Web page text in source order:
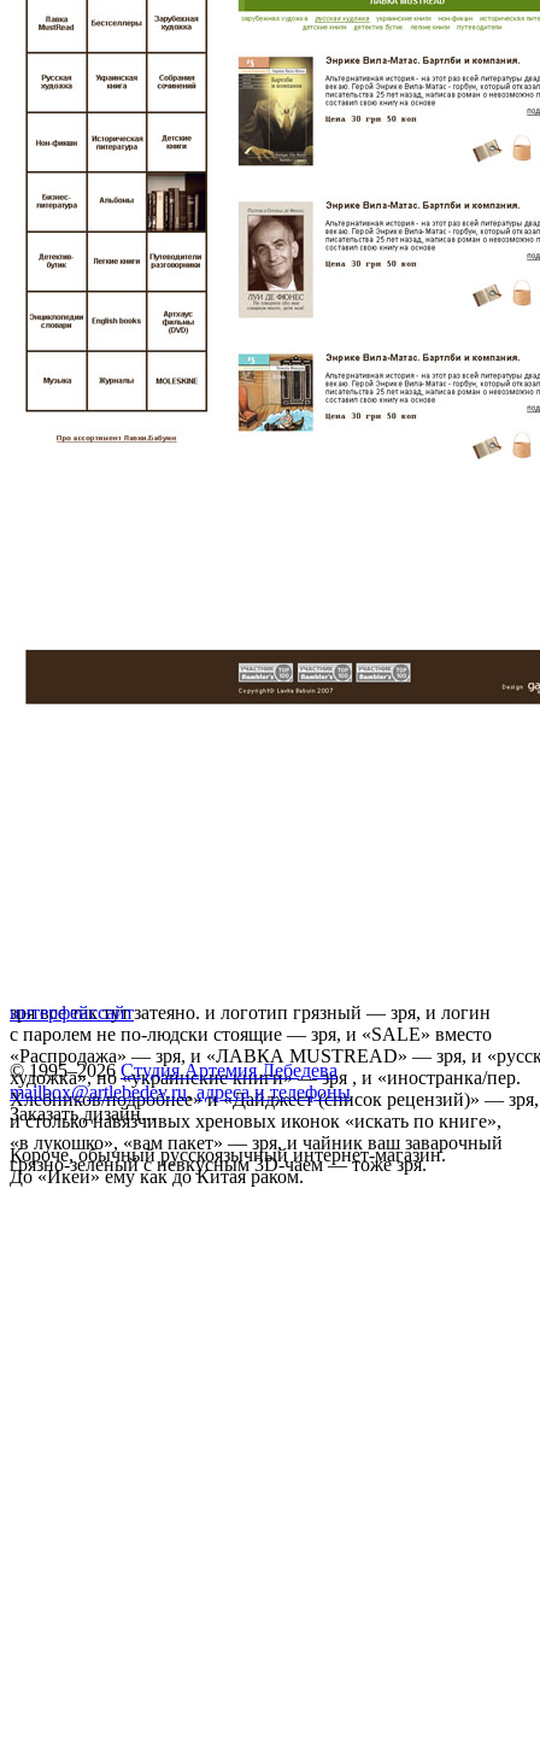
зря все так тут затеяно. и логотип грязный — зря, и логин
с паролем не по-людски стоящие — зря, и «SALE» вместо
«Распродажа» — зря, и «ЛАВКА MUSTREAD» — зря, и
художка», но «украинские книги» — зря , и «иностранка/пер.
Хлебников/подробнее» и «Дайджест (список рецензий)» — зря,
и столько навязчивых хреновых иконок «искать по книге»,
«в лукошко», «вам пакет» — зря, и чайник ваш заварочный
грязно-зеленый с невкусным 3D-чаем — тоже зря.
Короче, обычный русскоязычный интернет-магазин.
До «Икеи» ему как до Китая раком.
интерфейссайт
© 1995–2026 Студия Артемия Лебедева
mailbox@artlebedev.ru, адреса и телефоны
Заказать дизайн...